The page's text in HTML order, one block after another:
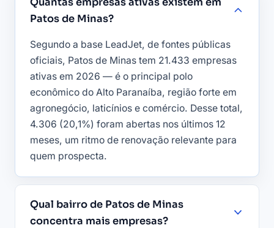
Patos de Minas?
Segundo a base LeadJet, de fontes públicas
oficiais, Patos de Minas tem 21.433 empresas
ativas em 2026 — é o principal polo
econômico do Alto Paranaíba, região forte em
agronegócio, laticínios e comércio. Desse total,
4.306 (20,1%) foram abertas nos últimos 12
meses, um ritmo de renovação relevante para
quem prospecta.
Qual bairro de Patos de Minas
concentra mais empresas?